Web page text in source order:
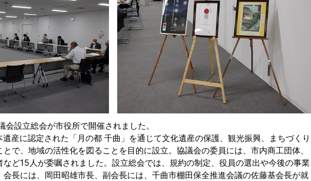
会設立総会が市役所で開催されました。
産に認定された「月の都 千曲」を通じて文化遺産の保護、観光振興、まちづくり
で、地域の活性化を図ることを目的に設立。協議会の委員には、市内商工団体、
ど15人が委嘱されました。設立総会では、規約の制定、役員の選出や今後の事業
長には、岡田昭雄市長、副会長には、千曲市棚田保全推進会議の佐藤基会長が就